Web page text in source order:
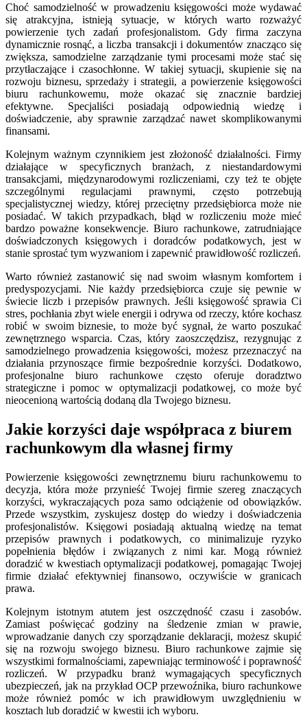
Choć samodzielność w prowadzeniu księgowości może wydawać
się atrakcyjna, istnieją sytuacje, w których warto rozważyć
powierzenie tych zadań profesjonalistom. Gdy firma zaczyna
dynamicznie rosnąć, a liczba transakcji i dokumentów znacząco się
zwiększa, samodzielne zarządzanie tymi procesami może stać się
przytłaczające i czasochłonne. W takiej sytuacji, skupienie się na
rozwoju biznesu, sprzedaży i strategii, a powierzenie księgowości
biuru rachunkowemu, może okazać się znacznie bardziej
efektywne. Specjaliści posiadają odpowiednią wiedzę i
doświadczenie, aby sprawnie zarządzać nawet skomplikowanymi
finansami.
Kolejnym ważnym czynnikiem jest złożoność działalności. Firmy
działające w specyficznych branżach, z niestandardowymi
transakcjami, międzynarodowymi rozliczeniami, czy też te objęte
szczególnymi regulacjami prawnymi, często potrzebują
specjalistycznej wiedzy, której przeciętny przedsiębiorca może nie
posiadać. W takich przypadkach, błąd w rozliczeniu może mieć
bardzo poważne konsekwencje. Biuro rachunkowe, zatrudniające
doświadczonych księgowych i doradców podatkowych, jest w
stanie sprostać tym wyzwaniom i zapewnić prawidłowość rozliczeń.
Warto również zastanowić się nad swoim własnym komfortem i
predyspozycjami. Nie każdy przedsiębiorca czuje się pewnie w
świecie liczb i przepisów prawnych. Jeśli księgowość sprawia Ci
stres, pochłania zbyt wiele energii i odrywa od rzeczy, które kochasz
robić w swoim biznesie, to może być sygnał, że warto poszukać
zewnętrznego wsparcia. Czas, który zaoszczędzisz, rezygnując z
samodzielnego prowadzenia księgowości, możesz przeznaczyć na
działania przynoszące firmie bezpośrednie korzyści. Dodatkowo,
profesjonalne biuro rachunkowe często oferuje doradztwo
strategiczne i pomoc w optymalizacji podatkowej, co może być
nieocenioną wartością dodaną dla Twojego biznesu.
Jakie korzyści daje współpraca z biurem
rachunkowym dla własnej firmy
Powierzenie księgowości zewnętrznemu biuru rachunkowemu to
decyzja, która może przynieść Twojej firmie szereg znaczących
korzyści, wykraczających poza samo odciążenie od obowiązków.
Przede wszystkim, zyskujesz dostęp do wiedzy i doświadczenia
profesjonalistów. Księgowi posiadają aktualną wiedzę na temat
przepisów prawnych i podatkowych, co minimalizuje ryzyko
popełnienia błędów i związanych z nimi kar. Mogą również
doradzić w kwestiach optymalizacji podatkowej, pomagając Twojej
firmie działać efektywniej finansowo, oczywiście w granicach
prawa.
Kolejnym istotnym atutem jest oszczędność czasu i zasobów.
Zamiast poświęcać godziny na śledzenie zmian w prawie,
wprowadzanie danych czy sporządzanie deklaracji, możesz skupić
się na rozwoju swojego biznesu. Biuro rachunkowe zajmie się
wszystkimi formalnościami, zapewniając terminowość i poprawność
rozliczeń. W przypadku branż wymagających specyficznych
ubezpieczeń, jak na przykład OCP przewoźnika, biuro rachunkowe
może również pomóc w ich prawidłowym uwzględnieniu w
kosztach lub doradzić w kwestii ich wyboru.